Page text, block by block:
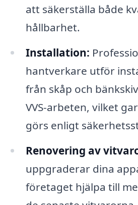
att säkerställa både
hållbarhet.
Installation:
hantverkare utför
från skåp och
VVS-arbeten, vilket
görs enligt
Renovering av
uppgraderar dina
företaget hjälpa till